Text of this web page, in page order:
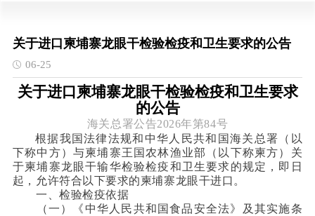
关于进口柬埔寨龙眼干检验检疫和卫生要求的公告
06-25
关于进口柬埔寨龙眼干检验检疫和卫生要求
的公告
海关总署公告2026年第84号
根据我国法律法规和中华人民共和国海关总署（以
下称中方）与柬埔寨王国农林渔业部（以下称柬方）关
于柬埔寨龙眼干输华检验检疫和卫生要求的规定，即日
起，允许符合以下要求的柬埔寨龙眼干进口。
一、检验检疫依据
（一）《中华人民共和国食品安全法》及其实施条